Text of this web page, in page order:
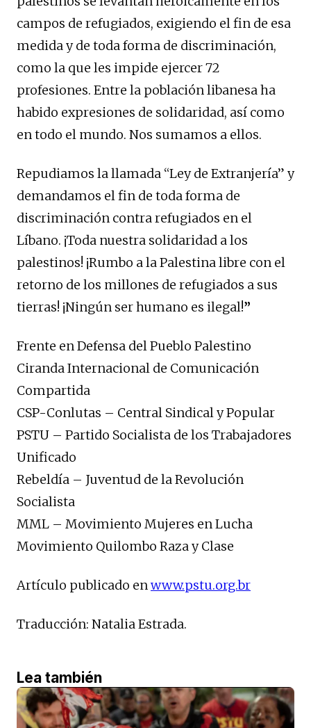
campos de refugiados, exigiendo el fin de esa
medida y de toda forma de discriminación,
como la que les impide ejercer 72
profesiones. Entre la población libanesa ha
habido expresiones de solidaridad, así como
en todo el mundo. Nos sumamos a ellos.
Repudiamos la llamada “Ley de Extranjería” y
demandamos el fin de toda forma de
discriminación contra refugiados en el
Líbano. ¡Toda nuestra solidaridad a los
palestinos! ¡Rumbo a la Palestina libre con el
retorno de los millones de refugiados a sus
tierras! ¡Ningún ser humano es ilegal!”
Frente en Defensa del Pueblo Palestino
Ciranda Internacional de Comunicación
Compartida
CSP-Conlutas – Central Sindical y Popular
PSTU – Partido Socialista de los Trabajadores
Unificado
Rebeldía – Juventud de la Revolución
Socialista
MML – Movimiento Mujeres en Lucha
Movimiento Quilombo Raza y Clase
Artículo publicado enwww.pstu.org.br
Traducción: Natalia Estrada.
Lea también